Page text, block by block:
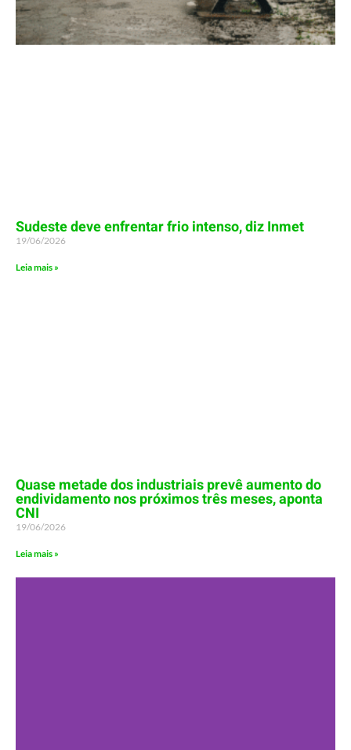
Sudeste deve enfrentar frio intenso, diz Inmet
19/06/2026
Leia mais »
Quase metade dos industriais prevê aumento do
endividamento nos próximos três meses, aponta
CNI
19/06/2026
Leia mais »